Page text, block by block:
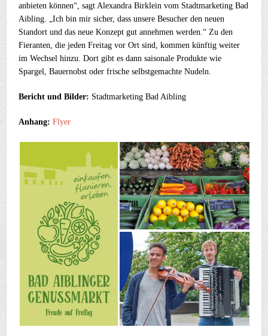
anbieten können“, sagt Alexandra Birklein vom Stadtmarketing Bad
Aibling. „Ich bin mir sicher, dass unsere Besucher den neuen
Standort und das neue Konzept gut annehmen werden.“ Zu den
Fieranten, die jeden Freitag vor Ort sind, kommen künftig weiter
im Wechsel hinzu. Dort gibt es dann saisonale Produkte wie
Spargel, Bauernobst oder frische selbstgemachte Nudeln.
Bericht und Bilder: Stadtmarketing Bad Aibling
Anhang:Flyer